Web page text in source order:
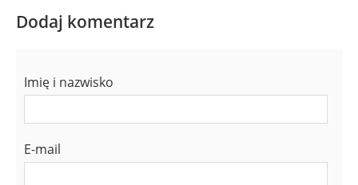
Dodaj komentarz
Imię i nazwisko
E-mail